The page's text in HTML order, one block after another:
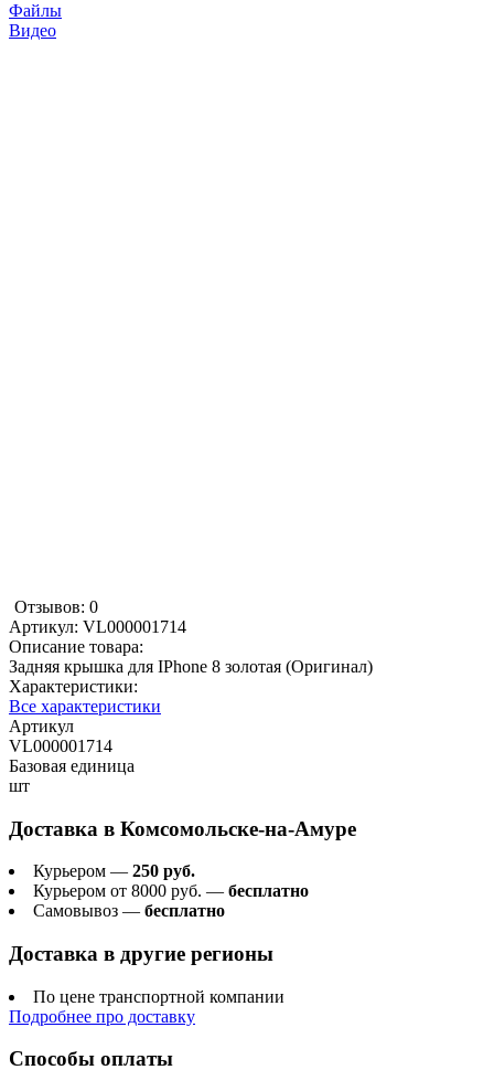
Файлы
Видео
Отзывов: 0
Артикул: VL000001714
Описание товара:
Задняя крышка для IPhone 8 золотая (Оригинал)
Характеристики:
Все характеристики
Артикул
VL000001714
Базовая единица
шт
Доставка в Комсомольске-на-Амуре
Курьером — 250 руб.
Курьером от 8000 руб. — бесплатно
Самовывоз — бесплатно
Доставка в другие регионы
По цене транспортной компании
Подробнее про доставку
Способы оплаты